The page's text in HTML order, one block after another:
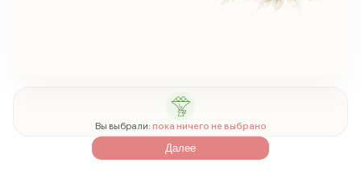
Вы выбрали: пока ничего не выбрано
Далее